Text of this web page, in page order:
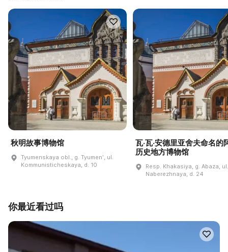
秋明故事博物馆
Tyumenskaya obl., g. Tyumenʹ, ul.
Kommunisticheskaya, d. 10
瓦·瓦·安德里亚舍夫命名的
历史地方博物馆
Resp. Khakasiya, g. Abaza, ul.
Naberezhnaya, d. 24
你最近看过吗